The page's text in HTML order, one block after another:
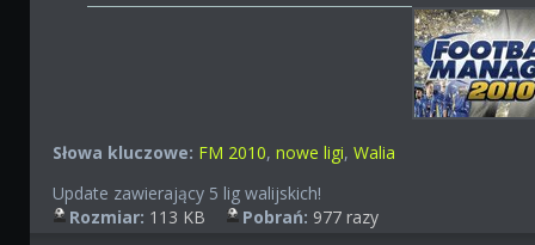
Słowa kluczowe: FM 2010,nowe ligi,Walia
Update zawierający 5 lig walijskich!
Rozmiar: 113 KB Pobrań: 977 razy